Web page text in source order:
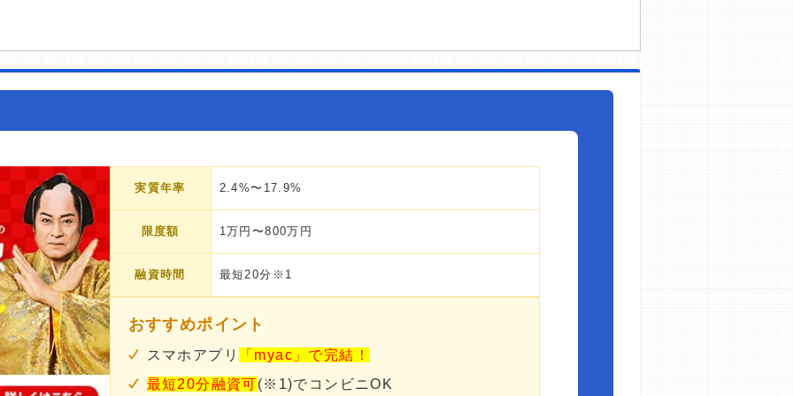
実質年率 2.4%〜17.9%
限度額 1万円〜800万円
融資時間 最短20分※1
おすすめポイント
スマホアプリ
「myac」で完結！
最短20分融資可(※1)でコンビニOK